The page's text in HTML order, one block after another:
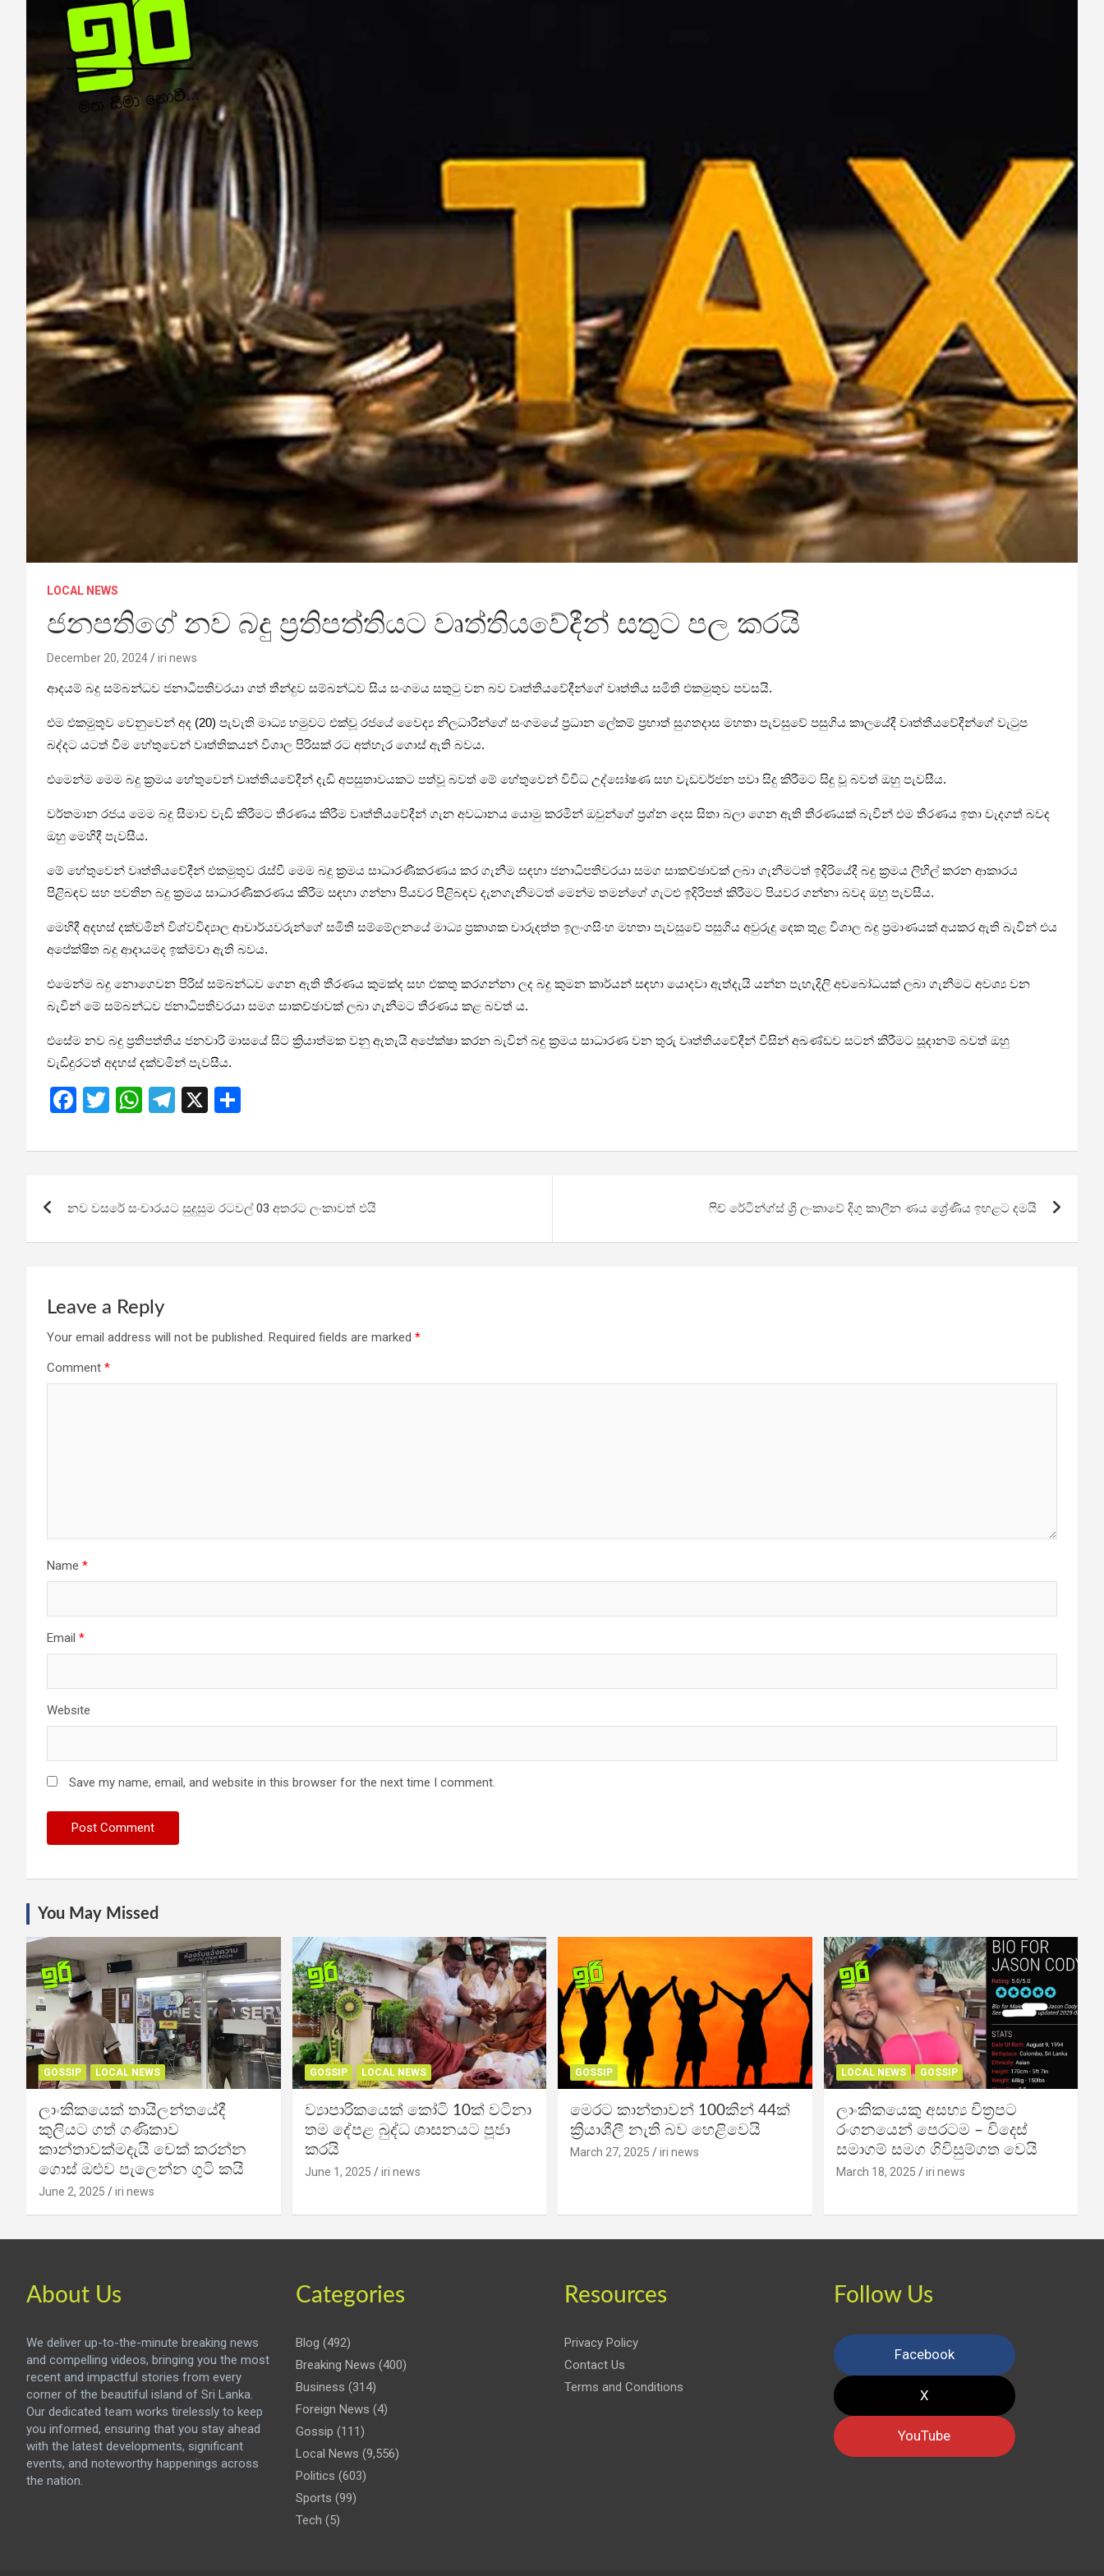
LOCAL NEWS
ජනපතිගේ නව බදු ප්‍රතිපත්තියට වෘත්තියවේදීන් සතුට පල කරයි
December 20, 2024 iri news
ආදයම් බදු සම්බන්ධව ජනාධිපතිවරයා ගත් තීන්දුව සම්බන්ධව සිය සංගමය සතුටු වන බව වෘත්තියවේදීන්ගේ වෘත්තිය සමිති එකමුතුව පවසයි.
එම එකමුතුව වෙනුවෙන් අද (20) පැවැති මාධ්‍ය හමුවට එක්වූ රජයේ වෛද්‍ය නිලධාරීන්ගේ සංගමයේ ප්‍රධාන ලේකම් ප්‍රභාත් සුගතදාස මහතා පැවසුවේ පසුගිය කාලයේදී වෘත්තීයවේදීන්ගේ වැටුප
බද්දට යටත් වීම හේතුවෙන් වෘත්තිකයන් විශාල පිරිසක් රට අත්හැර ගොස් ඇති බවය.
එමෙන්ම මෙම බදු ක්‍රමය හේතුවෙන් වෘත්තියවේදීන් දැඩි අපසුතාවයකට පත්වූ බවත් මේ හේතුවෙන් විවිධ උද්ඝෝෂණ සහ වැඩවර්ජන පවා සිදු කිරීමට සිදු වූ බවත් ඔහු පැවසීය.
වර්තමාන රජය මෙම බදු සීමාව වැඩි කිරීමට තීරණය කිරීම වෘත්තියවේදීන් ගැන අවධානය යොමු කරමින් ඔවුන්ගේ ප්‍රශ්න දෙස සිතා බලා ගෙන ඇති තීරණයක් බැවින් එම තීරණය ඉතා වැදගත් බවද
ඔහු මෙහිදී පැවසීය.
මේ හේතුවෙන් වෘත්තියවේදීන් එකමුතුව රැස්වී මෙම බදු ක්‍රමය සාධාරණීකරණය කර ගැනීම සඳහා ජනාධිපතිවරයා සමග සාකච්ඡාවක් ලබා ගැනීමටත් ඉදිරියේදී බදු ක්‍රමය ලිහිල් කරන ආකාරය
පිළිබඳව සහ පවතින බදු ක්‍රමය සාධාරණීකරණය කිරීම සඳහා ගන්නා පියවර පිළිබඳව දැනගැනීමටත් මෙන්ම තමන්ගේ ගැටළු ඉදිරිපත් කිරීමට පියවර ගන්නා බවද ඔහු පැවසීය.
මෙහිදී අදහස් දක්වමින් විශ්වවිද්‍යාල ආචාර්යවරුන්ගේ සමිති සම්මේලනයේ මාධ්‍ය ප්‍රකාශක චාරුදත්ත ඉලංගසිංහ මහතා පැවසුවේ පසුගිය අවුරුදු දෙක තුළ විශාල බදු ප්‍රමාණයක් අයකර ඇති බැවින් එය
අපේක්ෂිත බදු ආදායමද ඉක්මවා ඇති බවය.
එමෙන්ම බදු නොගෙවන පිරිස් සම්බන්ධව ගෙන ඇති තීරණය කුමක්ද සහ එකතු කරගන්නා ලද බදු කුමන කාර්යන් සඳහා යොදවා ඇත්දැයි යන්න පැහැදිලි අවබෝධයක් ලබා ගැනීමට අවශ්‍ය වන
බැවින් මේ සම්බන්ධව ජනාධිපතිවරයා සමග සාකච්ඡාවක් ලබා ගැනීමට තීරණය කළ බවත් ය.
එසේම නව බදු ප්‍රතිපත්තිය ජනවාරි මාසයේ සිට ක්‍රියාත්මක වනු ඇතැයි අපේක්ෂා කරන බැවින් බදු ක්‍රමය සාධාරණ වන තුරු වෘත්තියවේදීන් විසින් අඛණ්ඩව සටන් කිරීමට සූදානම් බවත් ඔහු
වැඩිදුරටත් අදහස් දක්වමින් පැවසීය.
F
ce
o
T
tt
W
at
A
T
e
a
X
ar
නව වසරේ සංචාරයට සුදුසුම රටවල් 03 අතරට ලංකාවත් එයි ෆිච් රේටින්ග්ස් ශ්‍රි ලංකාවේ දිගු කාලීන ණය ශ්‍රේණිය ඉහළට දමයි
Leave a Reply
Your email address will not be published. Required fields are marked *
Comment *
Name *
Email *
Website
Save my name, email, and website in this browser for the next time I comment.
You May Missed
GOSSIP LOCAL NEWS
ලාංකිකයෙක් තායිලන්තයේදී
කුලියට ගත් ගණිකාව
කාන්තාවක්මදැයි චෙක් කරන්න
ගොස් ඔළුව පැලෙන්න ගුටි කයි
June 2, 2025 iri news
GOSSIP LOCAL NEWS
ව්‍යාපාරිකයෙක් කෝටි 10ක් වටිනා
තම දේපළ බුද්ධ ශාසනයට පූජා
කරයි
June 1, 2025 iri news
GOSSIP
මෙරට කාන්තාවන් 100කින් 44ක්
ක්‍රියාශීලී නැති බව හෙළිවෙයි
March 27, 2025 iri news
LOCAL NEWS GOSSIP
ලාංකිකයෙකු අසභ්‍ය චිත්‍රපට
රංගනයෙන් පෙරටම – විදෙස්
සමාගම් සමග ගිවිසුම්ගත වෙයි
March 18, 2025 iri news
About Us
We deliver up-to-the-minute breaking news
and compelling videos, bringing you the most
recent and impactful stories from every
corner of the beautiful island of Sri Lanka.
Our dedicated team works tirelessly to keep
you informed, ensuring that you stay ahead
with the latest developments, significant
events, and noteworthy happenings across
the nation.
Categories
Blog (492)
Breaking News (400)
Business (314)
Foreign News (4)
Gossip (111)
Local News (9,556)
Politics (603)
Sports (99)
Tech (5)
Resources
Privacy Policy
Contact Us
Terms and Conditions
Follow Us
Facebook
X
YouTube